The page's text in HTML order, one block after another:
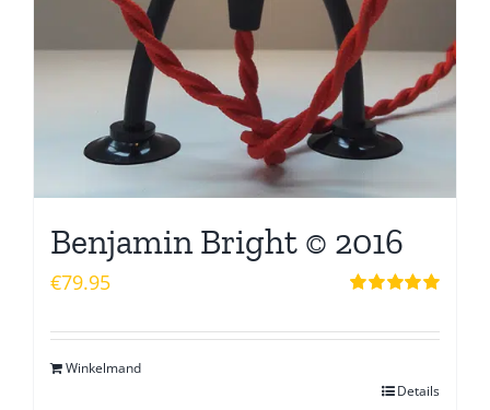
Benjamin Bright © 2016
€79.95
Winkelmand
Details